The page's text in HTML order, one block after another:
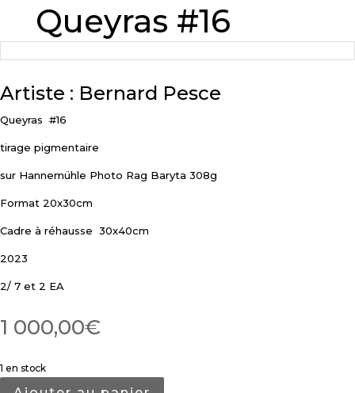
Queyras #16
Artiste : Bernard Pesce
Queyras #16
tirage pigmentaire
sur Hannemühle Photo Rag Baryta 308g
Format 20x30cm
Cadre à réhausse 30x40cm
2023
2/ 7 et 2 EA
1 000,00€
1 en stock